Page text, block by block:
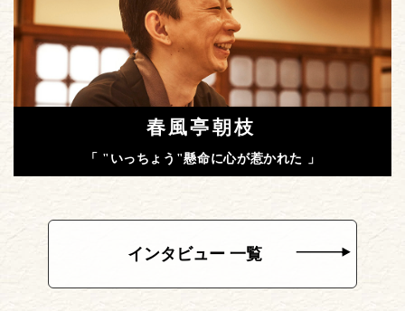
春風亭朝枝
「 "いっちょう"懸命に心が惹かれた 」
インタビュー 一覧